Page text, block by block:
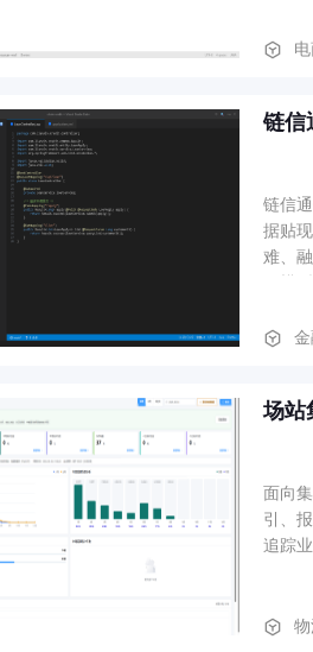
链信
链信
据贴
难、融资贵问题。 主要功能模块： 1. 融资申请与
金
场站
面向
引、
追踪